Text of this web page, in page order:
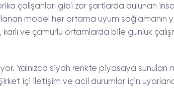
çalışanları gibi zor şartlarda bulunan
model her ortama uyum sağlamanın
ve çamurlu ortamlarda bile günlük
Yalnızca siyah renkte piyasaya sunulan
içi iletişim ve acil durumlar için